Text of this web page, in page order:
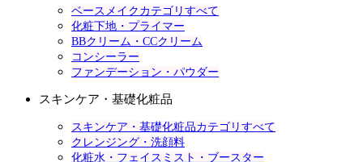
ベースメイクカテゴリすべて
化粧下地・プライマー
BBクリーム・CCクリーム
コンシーラー
ファンデーション・パウダー
スキンケア・基礎化粧品
スキンケア・基礎化粧品カテゴリすべて
クレンジング・洗顔料
化粧水・フェイスミスト・ブースター